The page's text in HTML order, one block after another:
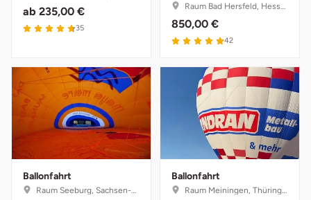
ab 235,00 €
35
Raum Bad Hersfeld, Hessen
850,00 €
42
Ballonfahrt
Raum Seeburg, Sachsen-Anhalt
Ballonfahrt
Raum Meiningen, Thüringen
Dorsten
Dresden
Duisburg
Erfurt